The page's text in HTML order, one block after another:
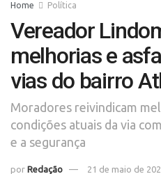
Home Política
Vereador
melhorias e
vias do bairro
Moradores reivindicam
condições atuais da via
e a segurança
por Redação
21 de maio de